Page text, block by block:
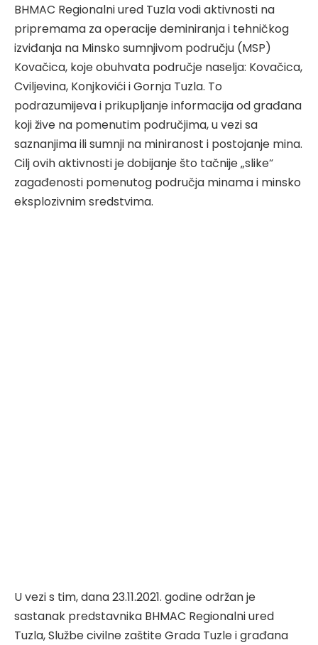
BHMAC Regionalni ured Tuzla vodi aktivnosti na
pripremama za operacije deminiranja i tehničkog
izviđanja na Minsko sumnjivom području (MSP)
Kovačica, koje obuhvata područje naselja: Kovačica,
Cviljevina, Konjkovići i Gornja Tuzla. To
podrazumijeva i prikupljanje informacija od građana
koji žive na pomenutim područjima, u vezi sa
saznanjima ili sumnji na miniranost i postojanje mina.
Cilj ovih aktivnosti je dobijanje što tačnije „slike“
zagađenosti pomenutog područja minama i minsko
eksplozivnim sredstvima.
U vezi s tim, dana 23.11.2021. godine održan je
sastanak predstavnika BHMAC Regionalni ured
Tuzla, Službe civilne zaštite Grada Tuzle i građana